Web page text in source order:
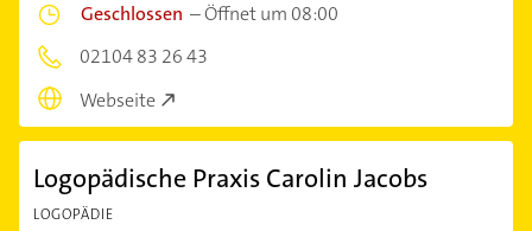
Geschlossen –Öffnet um 08:00
02104 83 26 43
Webseite
Logopädische Praxis Carolin Jacobs
LOGOPÄDIE